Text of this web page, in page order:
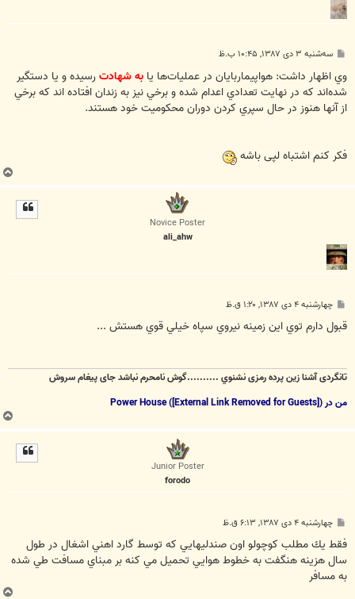
ت
سه‌شنبه ۳ دی ۱۳۸۷, ۱۰:۴۵ ب.ظ
وي اظهار داشت: هواپيماربايان در عمليات‌ها يا به شهادترسيده و يا دستگير
شده‌اند كه در نهايت تعدادي اعدام شده و برخي نيز به زندان افتاده اند كه برخي
از آنها هنوز در حال سپري كردن دوران محكوميت خود هستند.
فکر کنم اشتباه لپی باشه
Novice Poster
ali_ahw
س
ت
چهارشنبه ۴ دی ۱۳۸۷, ۱:۲۰ ق.ظ
قبول دارم توي اين زمينه نيروي سپاه خيلي قوي هستش ...
تانگردی آشنا زين پرده رمزی نشنوي ..........گوش نامحرم نباشد جای پيغام سروش
من در Power House ( [External Link Removed for Guests])
Junior Poster
forodo
س
ت
چهارشنبه ۴ دی ۱۳۸۷, ۶:۱۳ ق.ظ
فقط يك مطلب كوچولو اون صندليهايي كه توسط گارد اهني اشغال در طول
سال هزينه هنگفت به خطوط هوايي تحميل مي كنه بر مبناي مسافت طي شده
به مسافر